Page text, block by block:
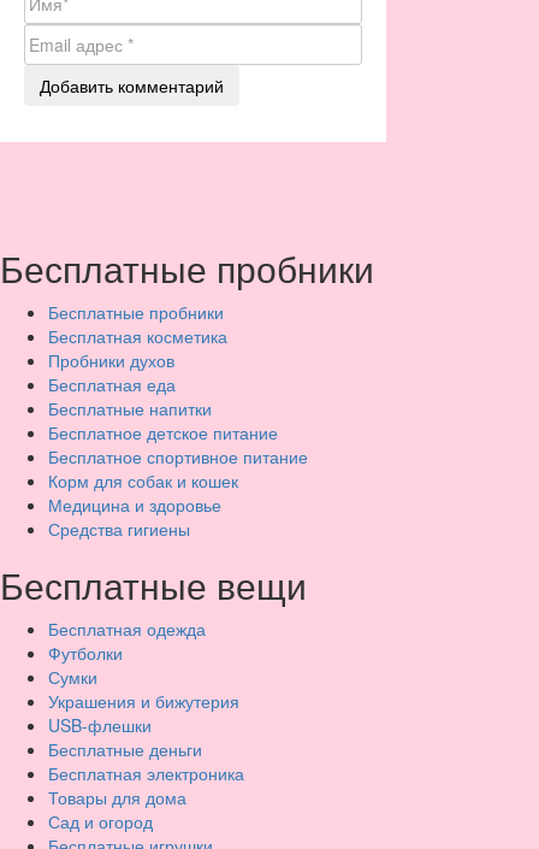
Бесплатные пробники
Бесплатные пробники
Бесплатная косметика
Пробники духов
Бесплатная еда
Бесплатные напитки
Бесплатное детское питание
Бесплатное спортивное питание
Корм для собак и кошек
Медицина и здоровье
Средства гигиены
Бесплатные вещи
Бесплатная одежда
Футболки
Сумки
Украшения и бижутерия
USB-флешки
Бесплатные деньги
Бесплатная электроника
Товары для дома
Сад и огород